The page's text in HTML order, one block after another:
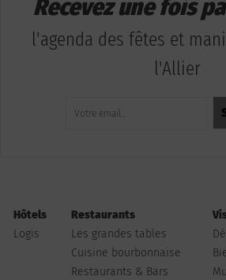
Recevez une fois
l'agenda des fêtes et
l'Allier
Hôtels
Logis
Restaurants
Les grandes tables
Cuisine bourbonnaise
Restaurants & Bars